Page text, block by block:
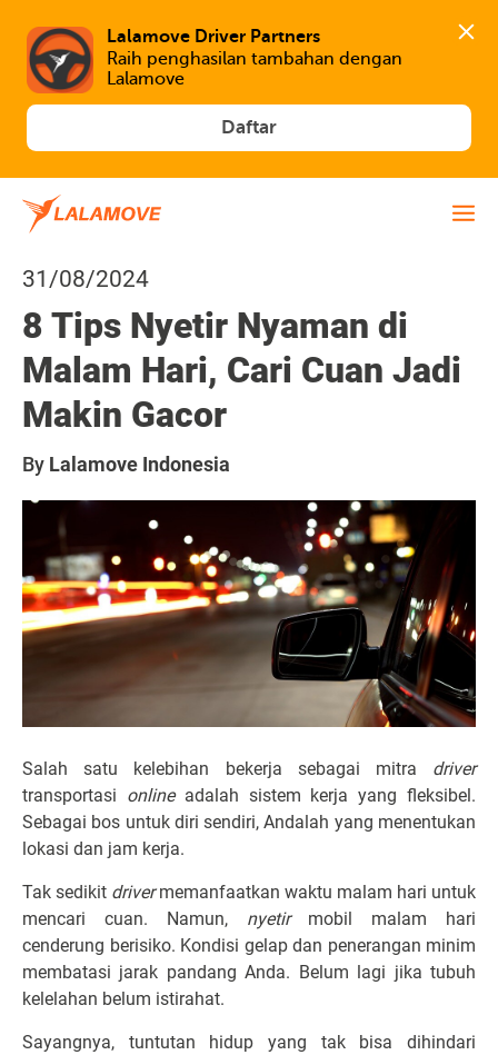
Lalamove Driver Partners
Raih penghasilan tambahan dengan
Lalamove
Daftar
31/08/2024
8 Tips Nyetir Nyaman di
Malam Hari, Cari Cuan Jadi
Makin Gacor
By Lalamove Indonesia
Salah satu kelebihan bekerja sebagai mitra driver
transportasi online adalah sistem kerja yang fleksibel.
Sebagai bos untuk diri sendiri, Andalah yang menentukan
lokasi dan jam kerja.
Tak sedikit drivermemanfaatkan waktu malam hari untuk
mencari cuan. Namun, nyetir mobil malam hari
cenderung berisiko. Kondisi gelap dan penerangan minim
membatasi jarak pandang Anda. Belum lagi jika tubuh
kelelahan belum istirahat.
Sayangnya, tuntutan hidup yang tak bisa dihindari